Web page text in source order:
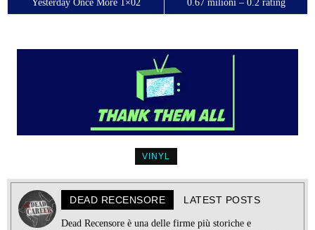
Yesterday Once More 1×02 0.67 milioni – 0.2 rating
VINYL
DEAD RECENSORE LATEST POSTS
Dead Recensore è una delle firme più storiche e